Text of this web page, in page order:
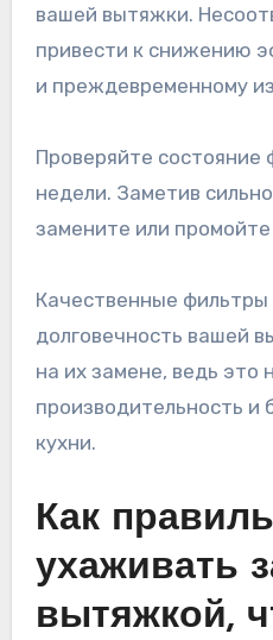
вашей вытяжки.
привести к снижению
и преждевременному
Проверяйте
недели. Заметив
замените или
Качественные фильтры
долговечность вашей
на их замене, ведь это
производительность и
кухни.
Как
ухаживать
вытяжкой,